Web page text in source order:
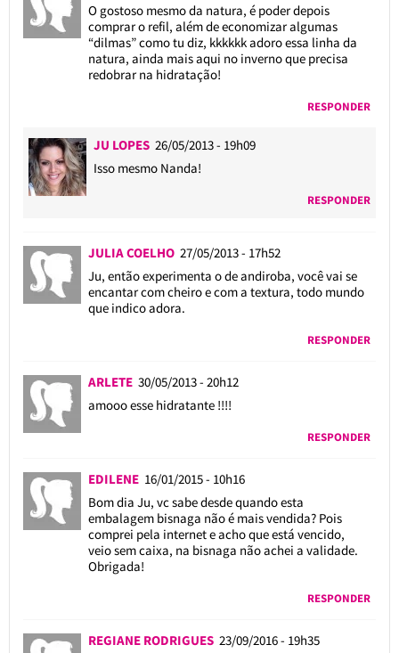
O gostoso mesmo da natura, é poder depois
comprar o refil, além de economizar algumas
“dilmas” como tu diz, kkkkkk adoro essa linha da
natura, ainda mais aqui no inverno que precisa
redobrar na hidratação!
RESPONDER
JU LOPES 26/05/2013 - 19h09
Isso mesmo Nanda!
RESPONDER
JULIA COELHO 27/05/2013 - 17h52
Ju, então experimenta o de andiroba, você vai se
encantar com cheiro e com a textura, todo mundo
que indico adora.
RESPONDER
ARLETE 30/05/2013 - 20h12
amooo esse hidratante !!!!
RESPONDER
EDILENE 16/01/2015 - 10h16
Bom dia Ju, vc sabe desde quando esta
embalagem bisnaga não é mais vendida? Pois
comprei pela internet e acho que está vencido,
veio sem caixa, na bisnaga não achei a validade.
Obrigada!
RESPONDER
REGIANE RODRIGUES 23/09/2016 - 19h35